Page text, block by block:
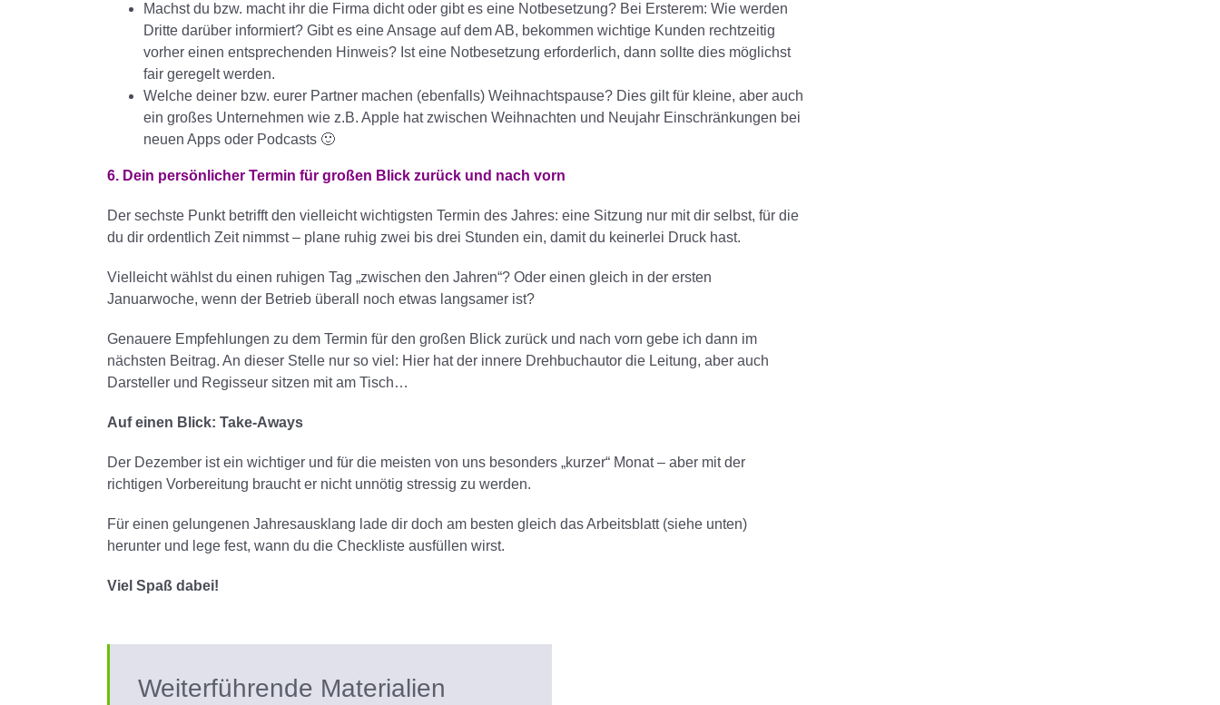
Machst du bzw. macht ihr die Firma dicht oder gibt es eine Notbesetzung? Bei Ersterem: Wie werden
Dritte darüber informiert? Gibt es eine Ansage auf dem AB, bekommen wichtige Kunden rechtzeitig
vorher einen entsprechenden Hinweis? Ist eine Notbesetzung erforderlich, dann sollte dies möglichst
fair geregelt werden.
Welche deiner bzw. eurer Partner machen (ebenfalls) Weihnachtspause? Dies gilt für kleine, aber auch
ein großes Unternehmen wie z.B. Apple hat zwischen Weihnachten und Neujahr Einschränkungen bei
neuen Apps oder Podcasts 🙂
6. Dein persönlicher Termin für großen Blick zurück und nach vorn
Der sechste Punkt betrifft den vielleicht wichtigsten Termin des Jahres: eine Sitzung nur mit dir selbst, für die
du dir ordentlich Zeit nimmst – plane ruhig zwei bis drei Stunden ein, damit du keinerlei Druck hast.
Vielleicht wählst du einen ruhigen Tag „zwischen den Jahren“? Oder einen gleich in der ersten
Januarwoche, wenn der Betrieb überall noch etwas langsamer ist?
Genauere Empfehlungen zu dem Termin für den großen Blick zurück und nach vorn gebe ich dann im
nächsten Beitrag. An dieser Stelle nur so viel: Hier hat der innere Drehbuchautor die Leitung, aber auch
Darsteller und Regisseur sitzen mit am Tisch…
Auf einen Blick: Take-Aways
Der Dezember ist ein wichtiger und für die meisten von uns besonders „kurzer“ Monat – aber mit der
richtigen Vorbereitung braucht er nicht unnötig stressig zu werden.
Für einen gelungenen Jahresausklang lade dir doch am besten gleich das Arbeitsblatt (siehe unten)
herunter und lege fest, wann du die Checkliste ausfüllen wirst.
Viel Spaß dabei!
Weiterführende Materialien